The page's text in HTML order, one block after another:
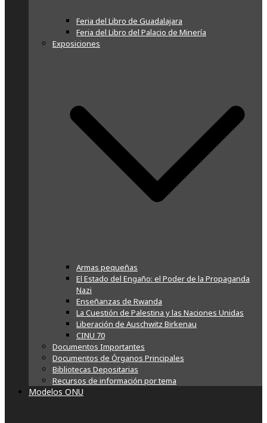
Feria del Libro de Guadalajara
Feria del Libro del Palacio de Minería
Exposiciones
Armas pequeñas
El Estado del Engaño: el Poder de la Propaganda
Nazi
Enseñanzas de Rwanda
La Cuestión de Palestina y las Naciones Unidas
Liberación de Auschwitz Birkenau
CINU 70
Documentos Importantes
Documentos de Órganos Principales
Bibliotecas Depositarias
Recursos de información por tema
Modelos ONU